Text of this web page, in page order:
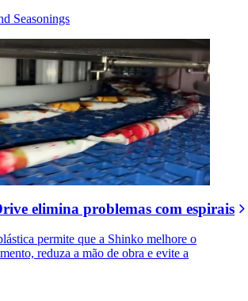
Seasonings
elimina problemas com espirais
permite que a Shinko melhore o
reduza a mão de obra e evite a